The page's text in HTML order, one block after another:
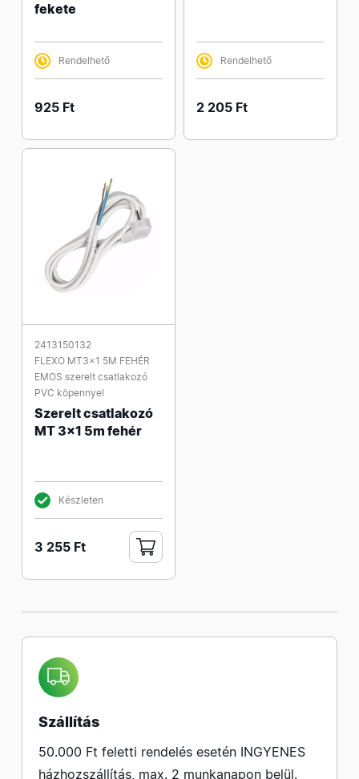
fekete
Rendelhető
925 Ft
Rendelhető
2 205 Ft
2413150132
FLEXO MT3x1 5M FEHÉR
EMOS szerelt csatlakozó
PVC köpennyel
Szerelt csatlakozó
MT 3x1 5m fehér
Készleten
3 255 Ft
Szállítás
50.000 Ft feletti rendelés esetén INGYENES
házhozszállítás, max. 2 munkanapon belül.